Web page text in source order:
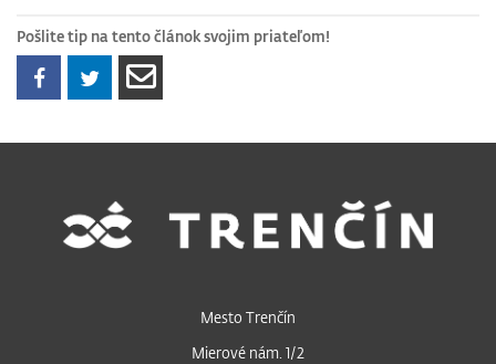
Pošlite tip na tento článok svojim priateľom!
Mesto Trenčín
Mierové nám. 1/2